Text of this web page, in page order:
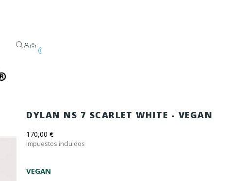
0
DYLAN NS 7 SCARLET WHITE - VEGAN
170,00 €
Impuestos incluidos
VEGAN